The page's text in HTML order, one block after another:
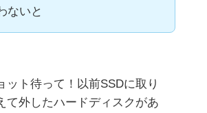
ないと
ット待って！以前SSDに取り
て外したハードディスクがあ